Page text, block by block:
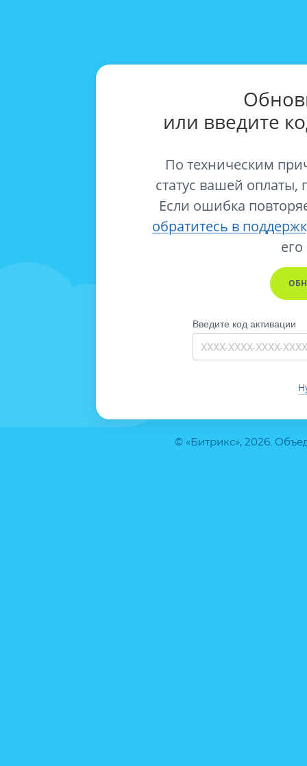
© «Битрикс», 2026.
или введите
По техническим
статус вашей оплаты,
Если ошибка
обратитесь в
его
Введите код активации